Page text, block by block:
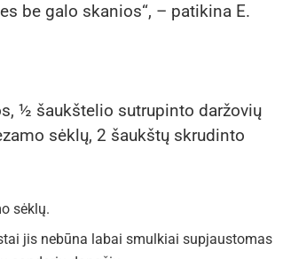
be galo skanios“, – patikina E.
½ šaukštelio sutrupinto daržovių
sėklų, 2 šaukštų skrudinto
sėklų.
jis nebūna labai smulkiai supjaustomas